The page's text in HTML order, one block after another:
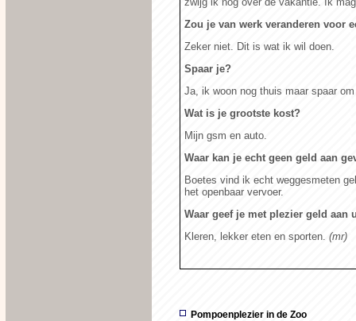
Zou je van werk veranderen voor
Zeker niet. Dit is wat ik wil doen.
Spaar je?
Ja, ik woon nog thuis maar spaar
Wat is je grootste kost?
Mijn gsm en auto.
Waar kan je echt geen geld aan
Boetes vind ik echt weggesmeten
het openbaar vervoer.
Waar geef je met plezier geld aan
Kleren, lekker eten en sporten. (mr)
Pompoenplezier in de Zoo